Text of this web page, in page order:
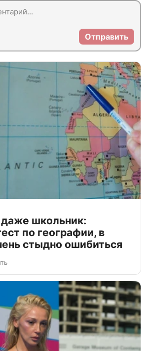
Отправить
школьник:
по географии, в
стыдно ошибиться